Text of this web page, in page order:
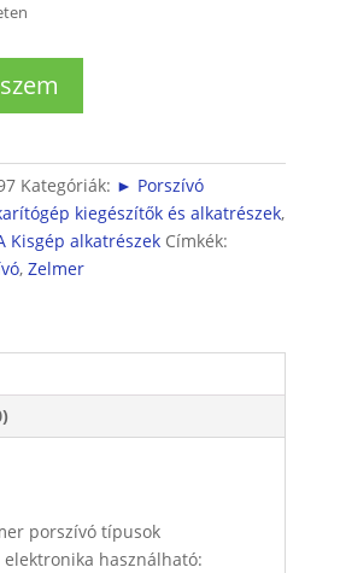
Kategóriák: ► Porszívó
kiegészítők és alkatrészek,
Kisgép alkatrészek Címkék:
, Zelmer
porszívó típusok
elektronika használható: